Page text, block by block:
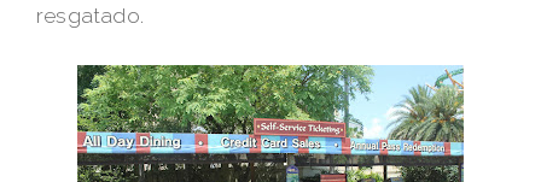
resgatado.